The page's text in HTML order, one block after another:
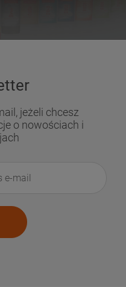
jeżeli chcesz
o nowościach i